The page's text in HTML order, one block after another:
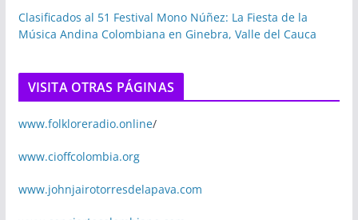
Clasificados al 51 Festival Mono Núñez: La Fiesta de la
Música Andina Colombiana en Ginebra, Valle del Cauca
VISITA OTRAS PÁGINAS
www.folkloreradio.online/
www.cioffcolombia.org
www.johnjairotorresdelapava.com